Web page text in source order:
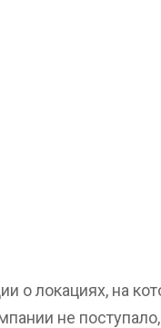
о локациях, на
не